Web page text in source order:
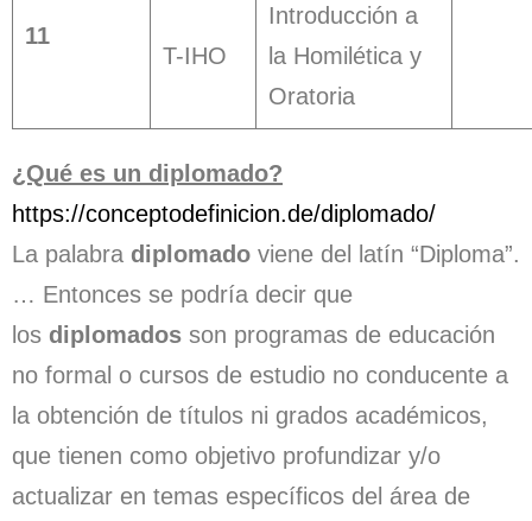
11
T-IHO
Introducción a
la Homilética y
Oratoria
¿Qué es un diplomado?
https://conceptodefinicion.de/diplomado/
La palabra diplomado viene del latín “Diploma”.
… Entonces se podría decir que
los diplomados son programas de educación
no formal o cursos de estudio no conducente a
la obtención de títulos ni grados académicos,
que tienen como objetivo profundizar y/o
actualizar en temas específicos del área de